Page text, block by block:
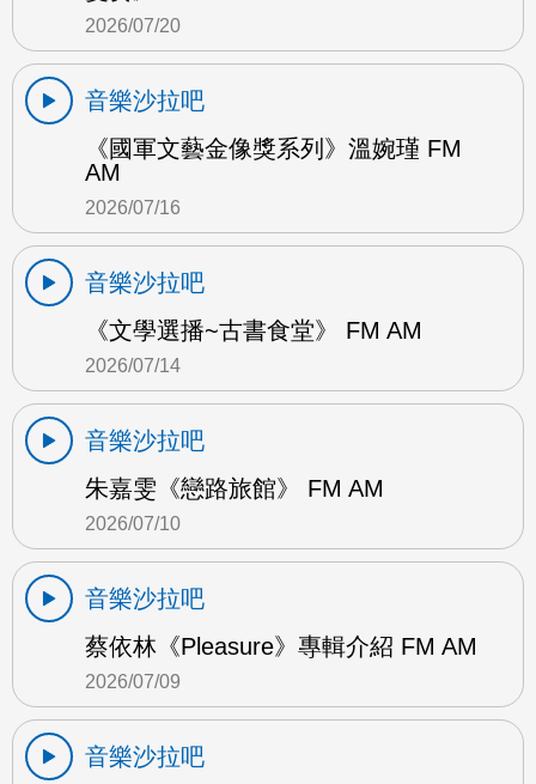
2026/07/20
音樂沙拉吧
《國軍文藝金像獎系列》溫婉瑾 FM
AM
2026/07/16
音樂沙拉吧
《文學選播~古書食堂》 FM AM
2026/07/14
音樂沙拉吧
朱嘉雯《戀路旅館》 FM AM
2026/07/10
音樂沙拉吧
蔡依林《Pleasure》專輯介紹 FM AM
2026/07/09
音樂沙拉吧